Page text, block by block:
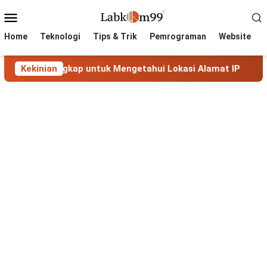
to
Menu
Home Teknologi Tips & Trik Pemrograman Website
Kekinianuntuk Mengetahui Lokasi Alamat IP